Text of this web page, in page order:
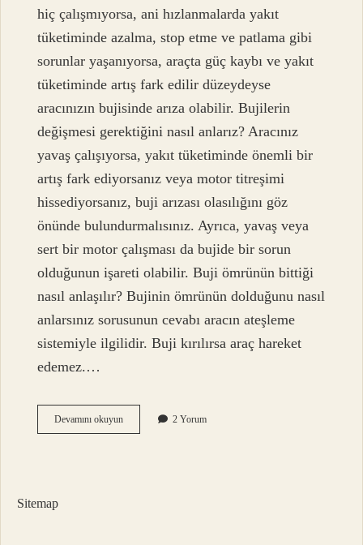
hiç çalışmıyorsa, ani hızlanmalarda yakıt
tüketiminde azalma, stop etme ve patlama gibi
sorunlar yaşanıyorsa, araçta güç kaybı ve yakıt
tüketiminde artış fark edilir düzeydeyse
aracınızın bujisinde arıza olabilir. Bujilerin
değişmesi gerektiğini nasıl anlarız? Aracınız
yavaş çalışıyorsa, yakıt tüketiminde önemli bir
artış fark ediyorsanız veya motor titreşimi
hissediyorsanız, buji arızası olasılığını göz
önünde bulundurmalısınız. Ayrıca, yavaş veya
sert bir motor çalışması da bujide bir sorun
olduğunun işareti olabilir. Buji ömrünün bittiği
nasıl anlaşılır? Bujinin ömrünün dolduğunu nasıl
anlarsınız sorusunun cevabı aracın ateşleme
sistemiyle ilgilidir. Buji kırılırsa araç hareket
edemez.…
Devamını okuyunAteşleme
Bujisi
2 Yorum
Sitemap